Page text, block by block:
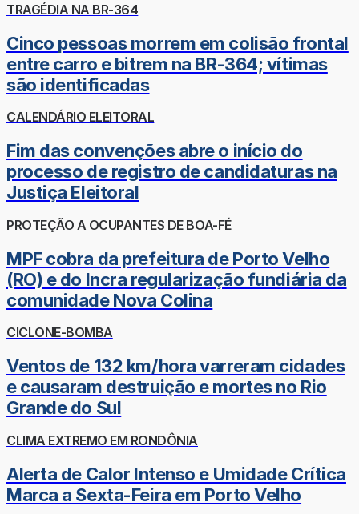
TRAGÉDIA NA BR-364
Cinco pessoas morrem em colisão frontal
entre carro e bitrem na BR-364; vítimas
são identificadas
CALENDÁRIO ELEITORAL
Fim das convenções abre o início do
processo de registro de candidaturas na
Justiça Eleitoral
PROTEÇÃO A OCUPANTES DE BOA-FÉ
MPF cobra da prefeitura de Porto Velho
(RO) e do Incra regularização fundiária da
comunidade Nova Colina
CICLONE-BOMBA
Ventos de 132 km/hora varreram cidades
e causaram destruição e mortes no Rio
Grande do Sul
CLIMA EXTREMO EM RONDÔNIA
Alerta de Calor Intenso e Umidade Crítica
Marca a Sexta-Feira em Porto Velho